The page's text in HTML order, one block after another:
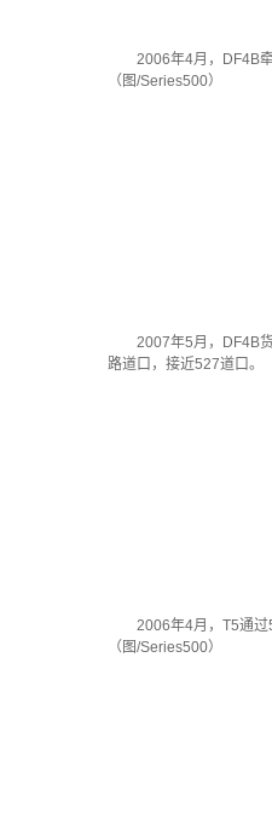
2006年4月，DF4B
（图/Series500）
2007年5月，DF4B
路道口，接近527道口。
2006年4月，T5通过
（图/Series500）